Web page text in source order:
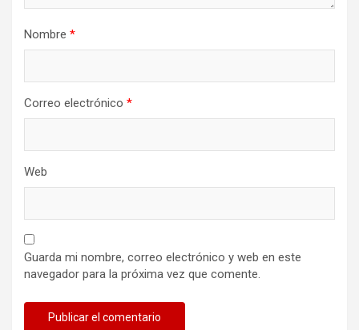
Nombre *
Correo electrónico *
Web
Guarda mi nombre, correo electrónico y web en este
navegador para la próxima vez que comente.